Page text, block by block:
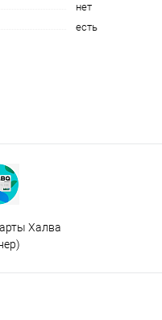
нет
есть
Халва